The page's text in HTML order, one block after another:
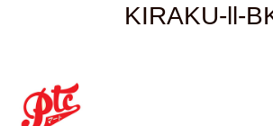
KIRAKU-ll-